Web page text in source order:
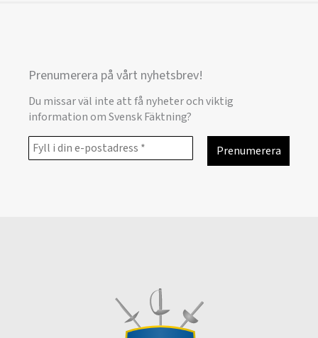
Prenumerera på vårt nyhetsbrev!
Du missar väl inte att få nyheter och viktig
information om Svensk Fäktning?